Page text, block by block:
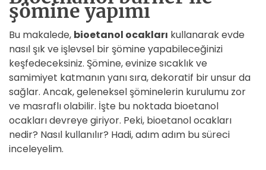
şömine yapımı
Bu makalede, bioetanol ocakları kullanarak evde
nasıl şık ve işlevsel bir şömine yapabileceğinizi
keşfedeceksiniz. Şömine, evinize sıcaklık ve
samimiyet katmanın yanı sıra, dekoratif bir unsur da
sağlar. Ancak, geleneksel şöminelerin kurulumu zor
ve masraflı olabilir. İşte bu noktada bioetanol
ocakları devreye giriyor. Peki, bioetanol ocakları
nedir? Nasıl kullanılır? Hadi, adım adım bu süreci
inceleyelim.